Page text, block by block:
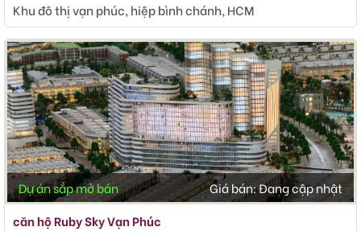
Khu đô thị vạn phúc, hiệp bình chánh, HCM
Dự án sắp mở bán Giá bán:Đang cập nhật
căn hộ Ruby Sky Vạn Phúc